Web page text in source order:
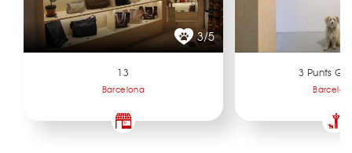
3/5
13
Barcelona
3 Punts